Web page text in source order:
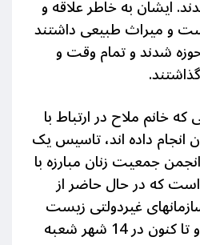
ایشان به خاطر علاقه و
و میراث طبیعی داشتند
این حوزه شدند و تمام وقت و
خانم ملاح در ارتباط با
داده اند، تاسیس یک
جمعیت زنان مبارزه با
که در حال حاضر از
غیردولتی زیست
محیطی در ایران است و تا کنون در 14 شهر شعبه